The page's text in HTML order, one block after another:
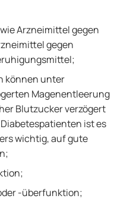
Arzneimittel gegen
gegen
können unter
Magenentleerung
Blutzucker verzögert
ist es
wichtig, auf gute
-überfunktion;